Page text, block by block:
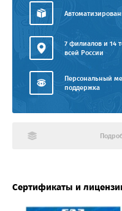
7 филиалов и 14
всей России
Персональный
поддержка
Сертификаты и